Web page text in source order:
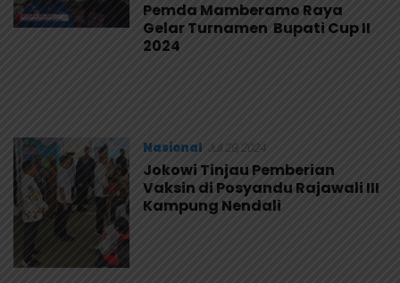
Juli 29, 2024
Pemda Mamberamo Raya
Gelar Turnamen Bupati Cup II
2024
Nasional Juli 29, 2024
Jokowi Tinjau Pemberian
Vaksin di Posyandu Rajawali III
Kampung Nendali